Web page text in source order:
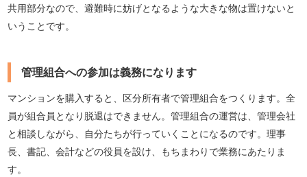
共用部分なので、避難時に妨げとなるような大きな物は置けないと
いうことです。
管理組合への参加は義務になります
マンションを購入すると、区分所有者で管理組合をつくります。全
員が組合員となり脱退はできません。管理組合の運営は、管理会社
と相談しながら、自分たちが行っていくことになるのです。理事
長、書記、会計などの役員を設け、もちまわりで業務にあたりま
す。